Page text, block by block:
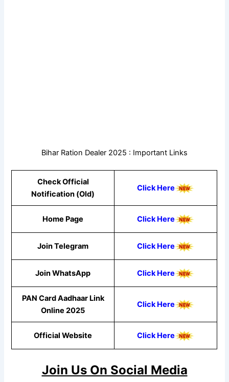
Bihar Ration Dealer 2025 : Important Links
Check Official
Notification (Old)
Click Here
Home Page Click Here
Join Telegram Click Here
Join WhatsApp Click Here
PAN Card Aadhaar Link
Online 2025
Click Here
Official Website Click Here
Join Us On Social Media